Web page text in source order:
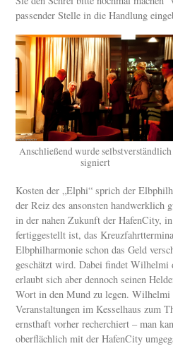
passender Stelle in die Handlung
Anschließend wurde selbstverständlich
signiert
Kosten der „Elphi“ sprich der
der Reiz des ansonsten handwerklich
in der nahen Zukunft der HafenCity,
fertiggestellt ist, das
Elbphilharmonie schon das Geld
geschätzt wird. Dabei findet Wilhelmi
erlaubt sich aber dennoch seinen
Wort in den Mund zu legen. Wilhelmi
Veranstaltungen im Kesselhaus zum
ernsthaft vorher recherchiert – man
oberflächlich mit der HafenCity